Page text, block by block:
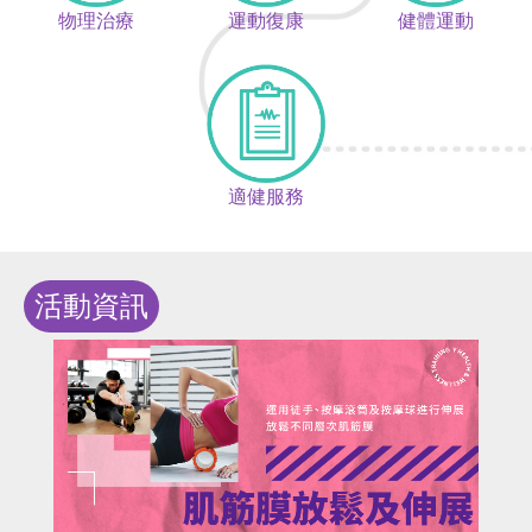
物理治療 運動復康 健體運動
適健服務
活動資訊